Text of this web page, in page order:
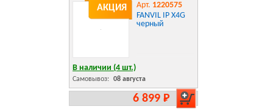
АКЦИЯ Арт. 1220575
FANVIL IP X4G
черный
В наличии (4 шт.)
Самовывоз: 08 августа
6 899 Р